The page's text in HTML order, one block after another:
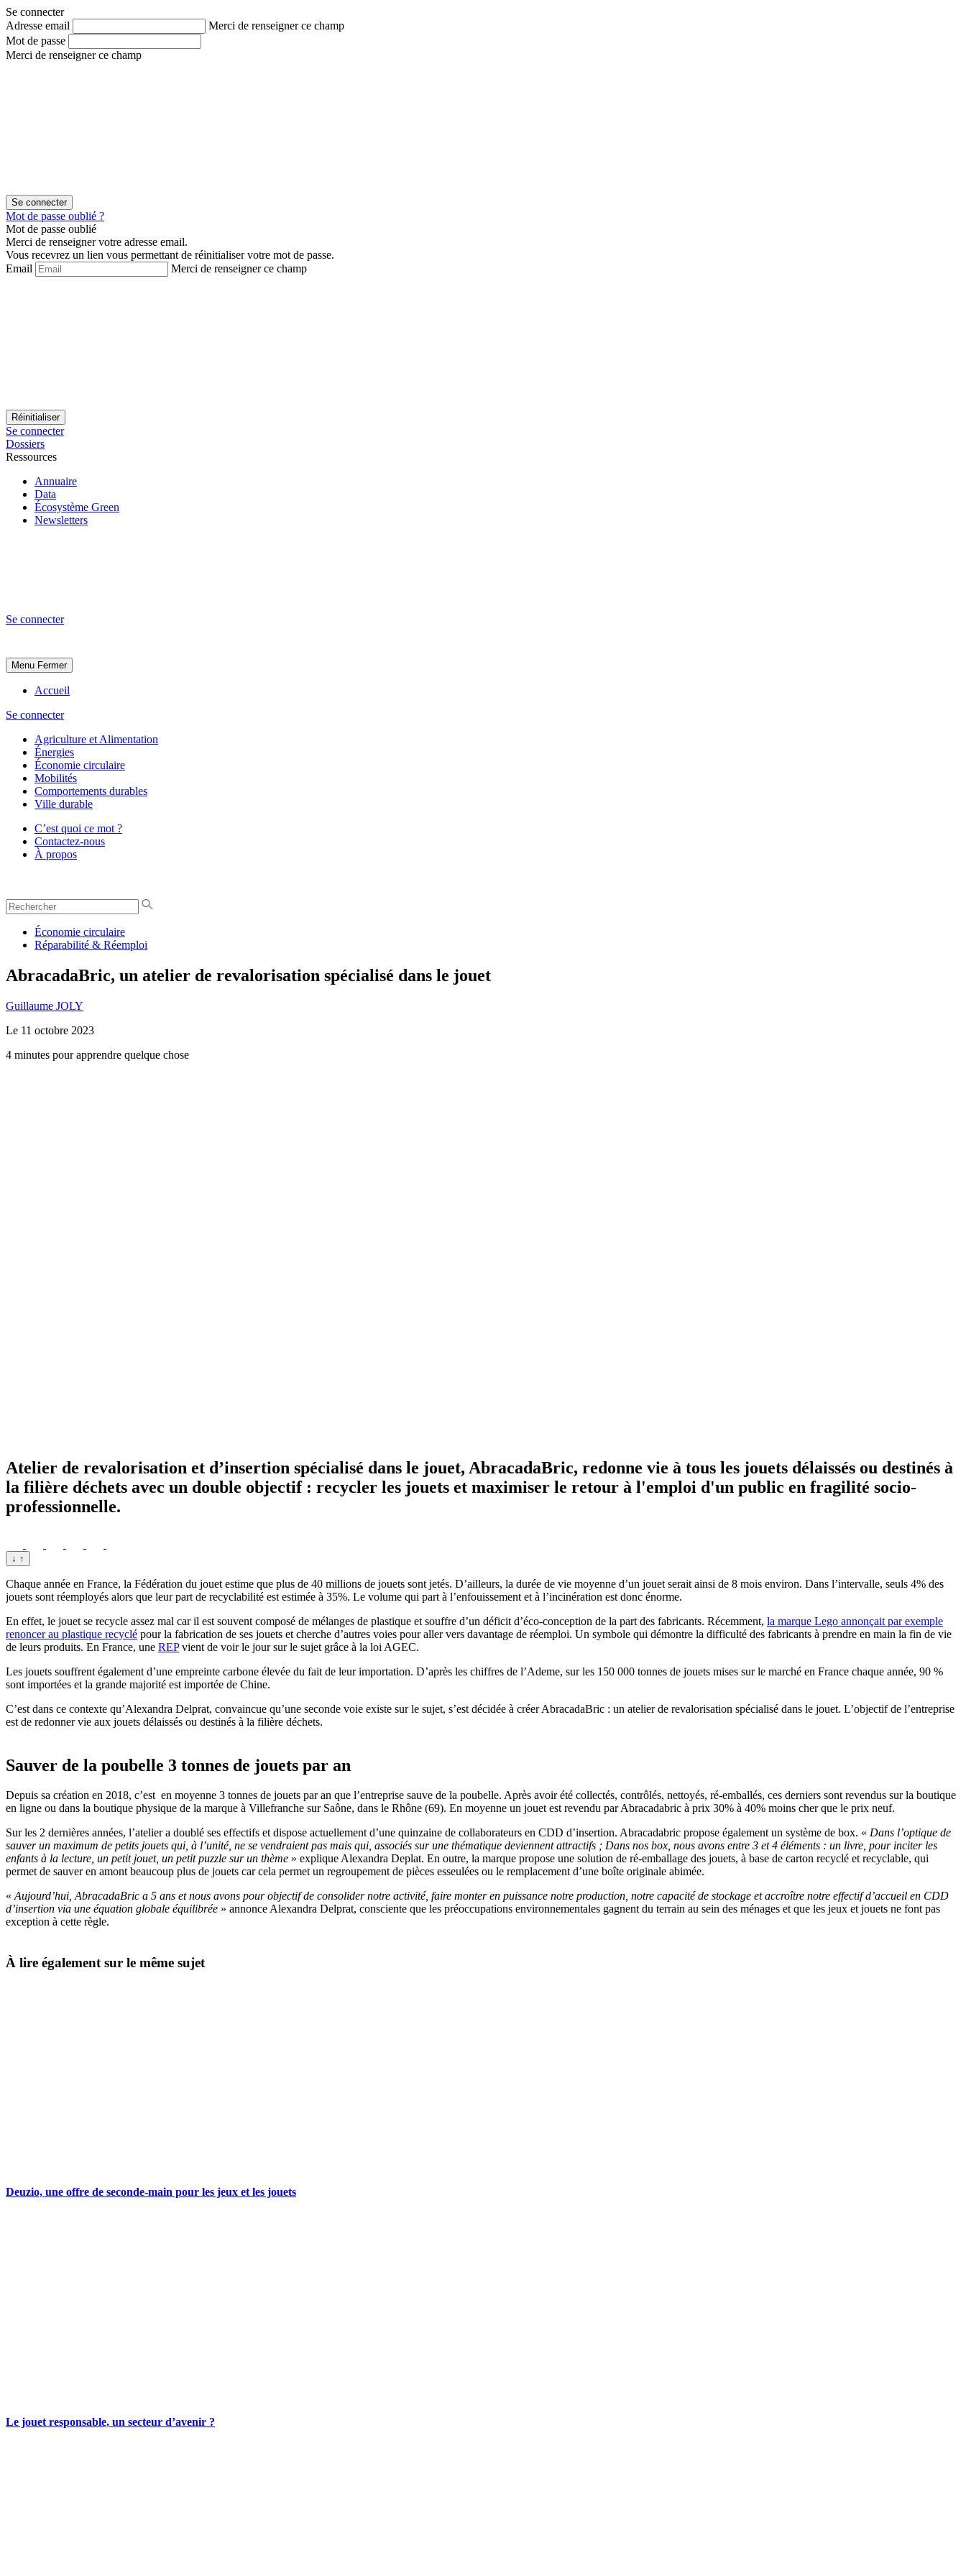
Aller
au
contenu
Aller
au
menu
Se connecter
Adresse email
Merci de renseigner ce champ
Mot de passe
Merci de renseigner ce champ
Mot de passe oublié ?
Mot de passe oublié
Merci de renseigner votre adresse email.
Vous recevrez un lien vous permettant de réinitialiser votre mot de passe.
Email
Merci de renseigner ce champ
Se connecter
Dossiers
Ressources
Annuaire
Data
Écosystème Green
Newsletters
Se connecter
Menu Fermer
Accueil
Se connecter
Agriculture et Alimentation
Énergies
Économie circulaire
Mobilités
Comportements durables
Ville durable
C’est quoi ce mot ?
Contactez-nous
À propos
Économie circulaire
Réparabilité & Réemploi
AbracadaBric, un atelier de revalorisation spécialisé dans le jouet
Guillaume JOLY
Le 11 octobre 2023
4 minutes pour apprendre quelque chose
Atelier de revalorisation et d’insertion spécialisé dans le jouet, AbracadaBric, redonne vie à tous les jouets délaissés ou destinés à
la filière déchets avec un double objectif : recycler les jouets et maximiser le retour à l'emploi d'un public en fragilité socio-
professionnelle.
↓ ↑
Chaque année en France, la Fédé­ra­tion du jouet estime que plus de 40 millions de jouets sont jetés. D’ailleurs, la durée de vie moyenne d’un jouet serait ainsi de 8 mois environ. Dans l’intervalle, seuls 4% des
jouets sont réemployés alors que leur part de recyclabilité est estimée à 35%. Le volume qui part à l’enfouissement et à l’incinération est donc énorme.
En effet, le jouet se recycle assez mal car il est souvent composé de mélanges de plastique et souffre d’un déficit d’éco-conception de la part des fabricants. Récemment, la marque Lego annonçait par exemple
renoncer au plastique recyclé pour la fabrication de ses jouets et cherche d’autres voies pour aller vers davantage de réemploi. Un symbole qui démontre la difficulté des fabricants à prendre en main la fin de vie
de leurs produits. En France, une REPvient de voir le jour sur le sujet grâce à la loi AGEC.
Les jouets souffrent également d’une empreinte carbone élevée du fait de leur importation. D’après les chiffres de l’Ademe, sur les 150 000 tonnes de jouets mises sur le marché en France chaque année, 90 %
sont impor­tées et la grande majorité est importée de Chine.
C’est dans ce contexte qu’Alexandra Delprat, convaincue qu’une seconde voie existe sur le sujet, s’est décidée à créer AbracadaBric : un atelier de revalorisation spécialisé dans le jouet. L’objectif de l’entreprise
est de redonner vie aux jouets délaissés ou destinés à la filière déchets.
Sauver de la poubelle 3 tonnes de jouets par an
Depuis sa création en 2018, c’est en moyenne 3 tonnes de jouets par an que l’entreprise sauve de la poubelle. Après avoir été collectés, contrôlés, nettoyés, ré-emballés, ces derniers sont revendus sur la boutique
en ligne ou dans la boutique physique de la marque à Villefranche sur Saône, dans le Rhône (69). En moyenne un jouet est revendu par Abracadabric à prix 30% à 40% moins cher que le prix neuf.
Sur les 2 dernières années, l’atelier a doublé ses effectifs et dispose actuellement d’une quinzaine de collaborateurs en CDD d’insertion. Abracadabric propose également un système de box. « Dans l’optique de
sauver un maximum de petits jouets qui, à l’unité, ne se vendraient pas mais qui, associés sur une thématique deviennent attractifs ; Dans nos box, nous avons entre 3 et 4 éléments : un livre, pour inciter les
enfants à la lecture, un petit jouet, un petit puzzle sur un thème » explique Alexandra Deplat. En outre, la marque propose une solution de ré-emballage des jouets, à base de carton recyclé et recyclable, qui
permet de sauver en amont beaucoup plus de jouets car cela permet un regroupement de pièces esseulées ou le remplacement d’une boîte originale abimée.
«Aujourd’hui, AbracadaBric a 5 ans et nous avons pour objectif de consolider notre activité, faire monter en puissance notre production, notre capacité de stockage et accroître notre effectif d’accueil en CDD
d’insertion via une équation globale équilibrée » annonce Alexandra Delprat, consciente que les préoccupations environnementales gagnent du terrain au sein des ménages et que les jeux et jouets ne font pas
exception à cette règle.
À lire également sur le même sujet
Deuzio, une offre de seconde-main pour les jeux et les jouets
Le jouet responsable, un secteur d’avenir ?